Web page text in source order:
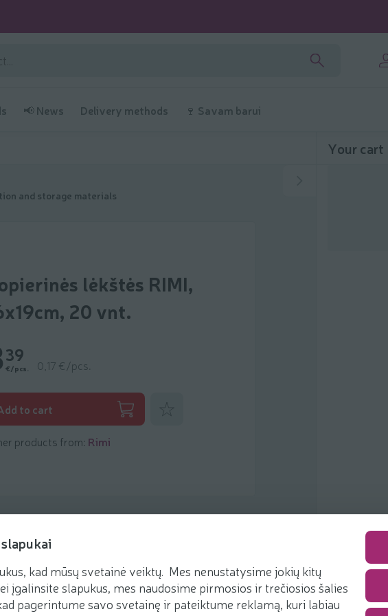
kad mūsų svetainė veiktų. Mes nenustatysime jokių kitų
įgalinsite slapukus, mes naudosime pirmosios ir trečiosios šalies
pagerintume savo svetainę ir pateiktume reklamą, kuri labiau
📢 News Delivery methods 🍷 Savam barui
and storage materials
lėkštės RIMI,
20 vnt.
39
€/pcs. 0,17 €/pcs.
to cart
products from: Rimi
Your cart
Packaging fee